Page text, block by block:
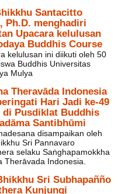
Santacitto
Ph.D. menghadiri
Upacara kelulusan
Buddhis Course
kelulusan ini diikuti oleh 50
Buddhis Universitas
Mulya
Theravāda Indonesia
Hari Jadi ke-49
di Pusdiklat Buddhis
Santibhūmi
disampaikan oleh
Sri Pannavaro
selaku Saṅghapamokkha
Therāvada Indonesia.
Sri Subhapañño
Kunjungi